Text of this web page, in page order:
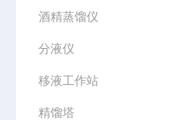
酒精蒸馏仪
分液仪
移液工作站
精馏塔